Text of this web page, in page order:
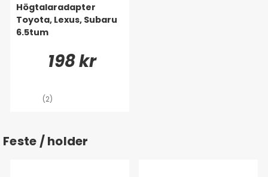
Högtalaradapter
Toyota, Lexus, Subaru
6.5tum
198 kr
(2)
Feste / holder